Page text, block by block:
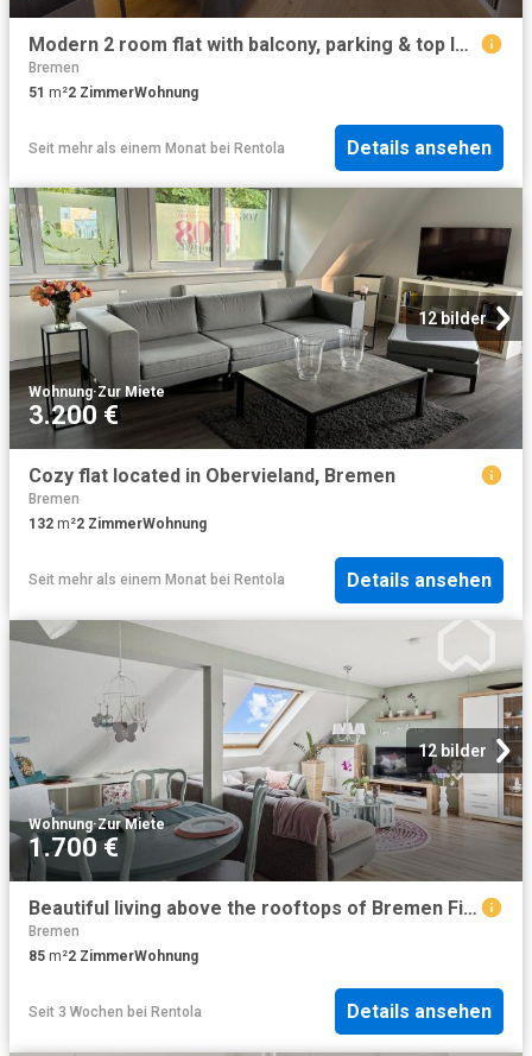
Modern 2 room flat with balcony, parking & top location Perfect for tourists & business travellers, WiFi and TV 4K
Bremen
51 m²2 ZimmerWohnung
Seit mehr als einem Monat bei Rentola Details ansehen
12 bilder
Wohnung·Zur Miete
3.200 €
Cozy flat located in Obervieland, Bremen
Bremen
132 m²2 ZimmerWohnung
Seit mehr als einem Monat bei Rentola Details ansehen
12 bilder
Wohnung·Zur Miete
1.700 €
Beautiful living above the rooftops of Bremen Findorff, Bremen Amsterdam Apartments for Rent
Bremen
85 m²2 ZimmerWohnung
Seit 3 Wochen bei Rentola Details ansehen